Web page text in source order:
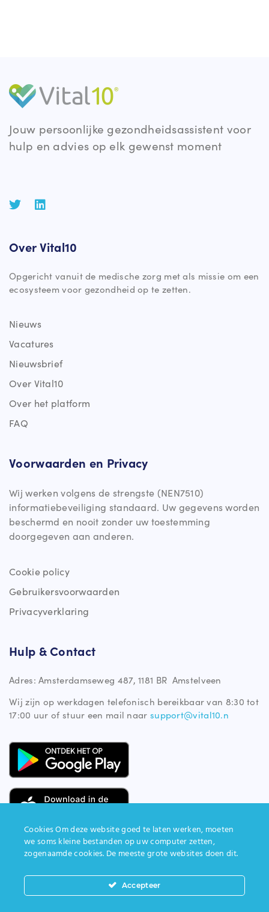
Jouw persoonlijke gezondheidsassistent voor
hulp en advies op elk gewenst moment
Over Vital10
Opgericht vanuit de medische zorg met als missie om een
ecosysteem voor gezondheid op te zetten.
Nieuws
Vacatures
Nieuwsbrief
Over Vital10
Over het platform
FAQ
Voorwaarden en Privacy
Wij werken volgens de strengste (NEN7510)
informatiebeveiliging standaard. Uw gegevens worden
beschermd en nooit zonder uw toestemming
doorgegeven aan anderen.
Cookie policy
Gebruikersvoorwaarden
Privacyverklaring
Hulp & Contact
Adres: Amsterdamseweg 487, 1181 BR Amstelveen
Wij zijn op werkdagen telefonisch bereikbaar van 8:30 tot
17:00 uur of stuur een mail naar support@vital10.n
site gemaakt door impression
Copyright ©2025 Vital10. Alle rechten voorbehouden
Cookies Om deze website goed te laten werken, moeten
we soms kleine bestanden op uw computer zetten,
zogenaamde cookies. De meeste grote websites doen dit.
Accepteer